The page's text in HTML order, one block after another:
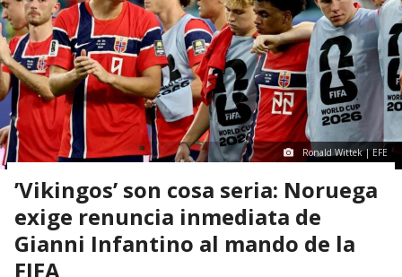
Ronald Wittek | EFE
’Vikingos’ son cosa seria: Noruega
exige renuncia inmediata de
Gianni Infantino al mando de la
FIFA